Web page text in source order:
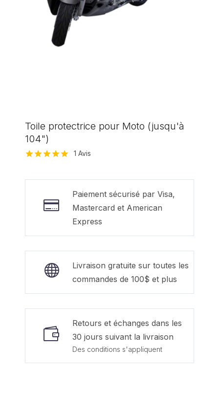
Toile protectrice pour Moto (jusqu'à
104")
1 Avis
Paiement sécurisé par Visa,
Mastercard et American
Express
Livraison gratuite sur toutes les
commandes de 100$ et plus
Retours et échanges dans les
30 jours suivant la livraison
Des conditions s'appliquent